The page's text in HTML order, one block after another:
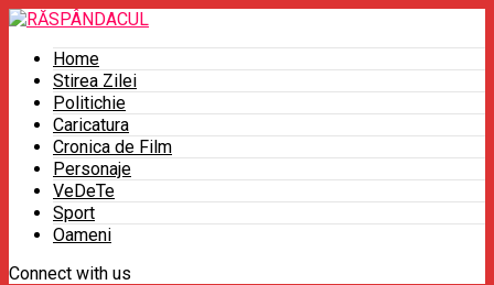
Home
Stirea Zilei
Politichie
Caricatura
Cronica de Film
Personaje
VeDeTe
Sport
Oameni
Connect with us